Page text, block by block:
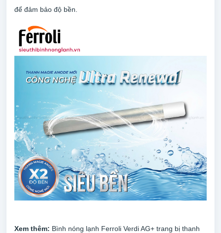
để đảm bảo độ bền.
Xem thêm: Bình nóng lạnh Ferroli Verdi AG+ trang bị thanh